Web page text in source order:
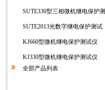
SUTE330型三相微机继电保护测
SUTE2013光数字继电保护测试
KJ660型微机继电保护测试仪
KJ330型微机继电保护测试仪
全部产品列表